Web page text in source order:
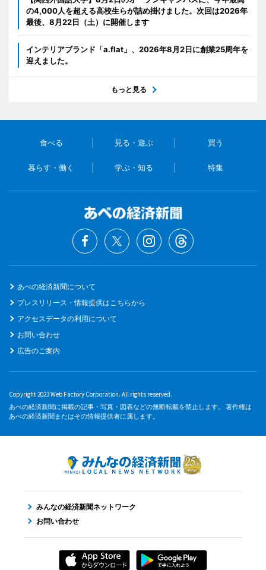
の4,000人を超える高校生らが詰め掛けました。次回は2026年
最後、8月22日（土）に開催します
インテリアブランド「a.flat」、2026年8月2日に創業25周年を
迎えました。
もっと見る
食べる 見る・遊ぶ 買う
暮らす・働く 学ぶ・知る 特集
あべの経済新聞について
プレスリリース・情報提供はこちらから
アクセスデータの利用について
お問い合わせ
広告のご案内
Copyright 2023 Web Factory Corporation. All rights reserved.
あべの経済新聞に掲載の記事・写真・図表などの無断転載を禁止します。 著作権は
あべの経済新聞またはその情報提供者に属します。
みんなの経済新聞ネットワーク
お問い合わせ